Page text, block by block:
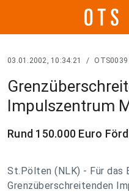
03.01.2002, 10:34:21 /
Impulszentrum
Rund 150.000 Euro
St.Pölten (NLK) - Für das
Grenzüberschreitenden